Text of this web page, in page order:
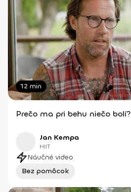
12 min
Prečo ma pri behu niečo bolí?
Jan Kempa
HIIT
Náučné video
Bez pomôcok